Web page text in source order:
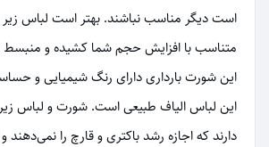
است دیگر مناسب نباشند. بهتر است لباس زیر
متناسب با افزایش حجم شما کشیده و منبسط
این شورت بارداری دارای رنگ شیمیایی و
این لباس الیاف طبیعی است. شورت و لباس
دارند که اجازه رشد باکتری و قارچ را نمی‌دهند و